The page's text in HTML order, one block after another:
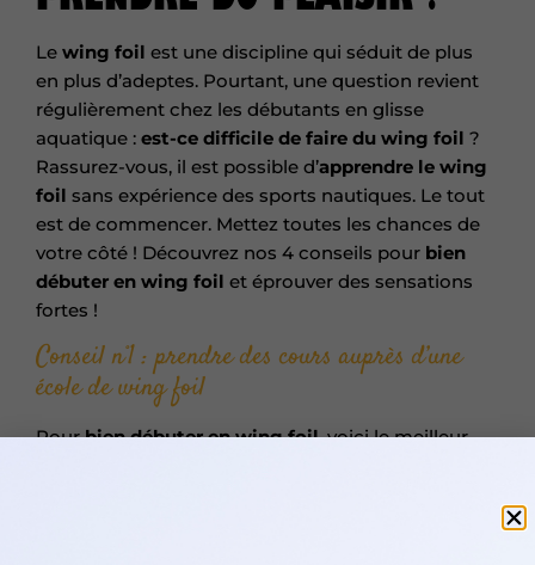
Le wing foil est une discipline qui séduit de plus
en plus d’adeptes. Pourtant, une question revient
régulièrement chez les débutants en glisse
aquatique : est-ce difficile de faire du wing foil ?
Rassurez-vous, il est possible d’apprendre le wing
foil sans expérience des sports nautiques. Le tout
est de commencer. Mettez toutes les chances de
votre côté ! Découvrez nos 4 conseils pour bien
débuter en wing foil et éprouver des sensations
fortes !
Conseil n°1 : prendre des cours auprès d’une
école de wing foil
Pourbien débuter en wing foil, voici le meilleur